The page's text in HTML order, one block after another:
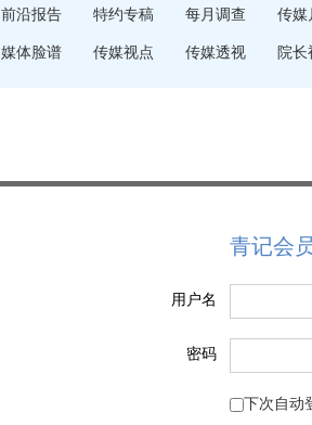
前沿报告 特约专稿 每月调查 传媒
媒体脸谱 传媒视点 传媒透视 院长
青记会
用户名
密码
下次自动